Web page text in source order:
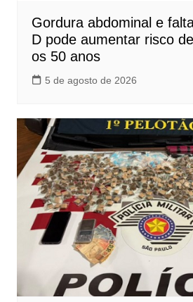
Gordura abdominal e
D pode aumentar risco
os 50 anos
5 de agosto de 2026